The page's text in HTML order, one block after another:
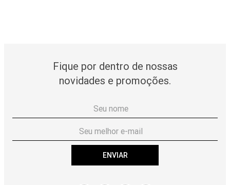
Fique por dentro de nossas
novidades e promoções.
ENVIAR